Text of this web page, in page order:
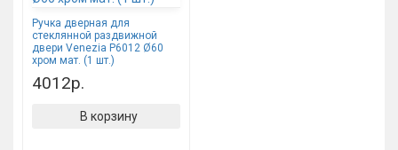
Ручка дверная для
стеклянной раздвижной
двери Venezia P6012 Ø60
хром мат. (1 шт.)
4012р.
В корзину